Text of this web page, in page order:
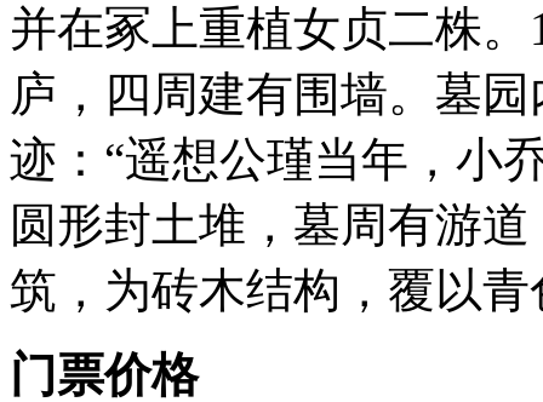
并在冢上重植女贞二株
庐，四周建有围墙。墓
迹：“遥想公瑾当年，小
圆形封土堆，墓周有游
筑，为砖木结构，覆以
门票价格